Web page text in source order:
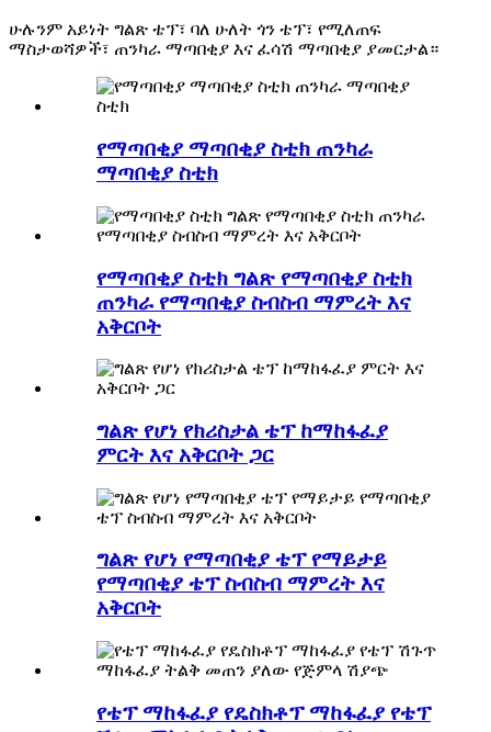
ሁሉንም አይነት ግልጽ ቴፕ፣ ባለ ሁለት ጎን ቴፕ፣ የሚለጠፍ
ማስታወሻዎች፣ ጠንካራ ማጣበቂያ እና ፈሳሽ ማጣበቂያ ያመርታል።
የማጣበቂያ ማጣበቂያ ስቲክ ጠንካራ
ማጣበቂያ ስቲክ
የማጣበቂያ ስቲክ ግልጽ የማጣበቂያ ስቲክ
ጠንካራ የማጣበቂያ ስብስብ ማምረት እና
አቅርቦት
ግልጽ የሆነ የክሪስታል ቴፕ ከማከፋፈያ
ምርት እና አቅርቦት ጋር
ግልጽ የሆነ የማጣበቂያ ቴፕ የማይታይ
የማጣበቂያ ቴፕ ስብስብ ማምረት እና
አቅርቦት
የቴፕ ማከፋፈያ የዴስክቶፕ ማከፋፈያ የቴፕ